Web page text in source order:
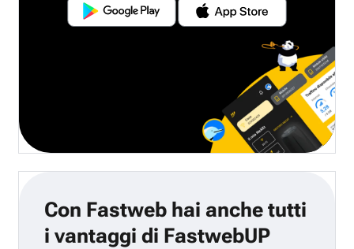
Con Fastweb hai anche tutti
i vantaggi di FastwebUP